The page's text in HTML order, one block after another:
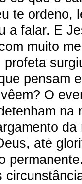
te ordeno,
a falar. E
muito
profeta
pensam
O
na
da
até